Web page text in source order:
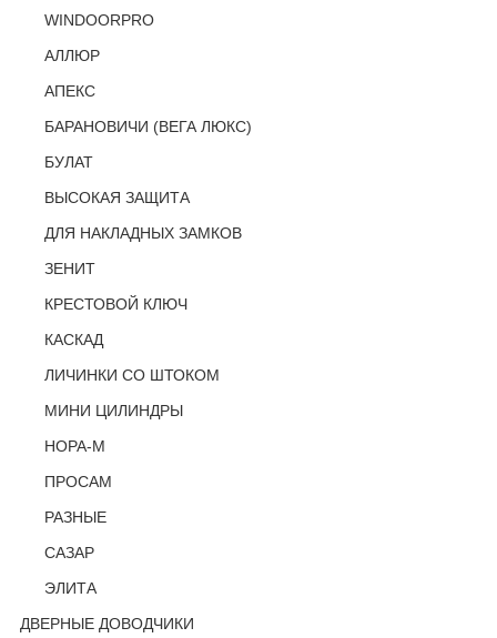
WINDOORPRO
АЛЛЮР
АПЕКС
БАРАНОВИЧИ (ВЕГА ЛЮКС)
БУЛАТ
ВЫСОКАЯ ЗАЩИТА
ДЛЯ НАКЛАДНЫХ ЗАМКОВ
ЗЕНИТ
КРЕСТОВОЙ КЛЮЧ
КАСКАД
ЛИЧИНКИ СО ШТОКОМ
МИНИ ЦИЛИНДРЫ
НОРА-М
ПРОСАМ
РАЗНЫЕ
САЗАР
ЭЛИТА
ДВЕРНЫЕ ДОВОДЧИКИ